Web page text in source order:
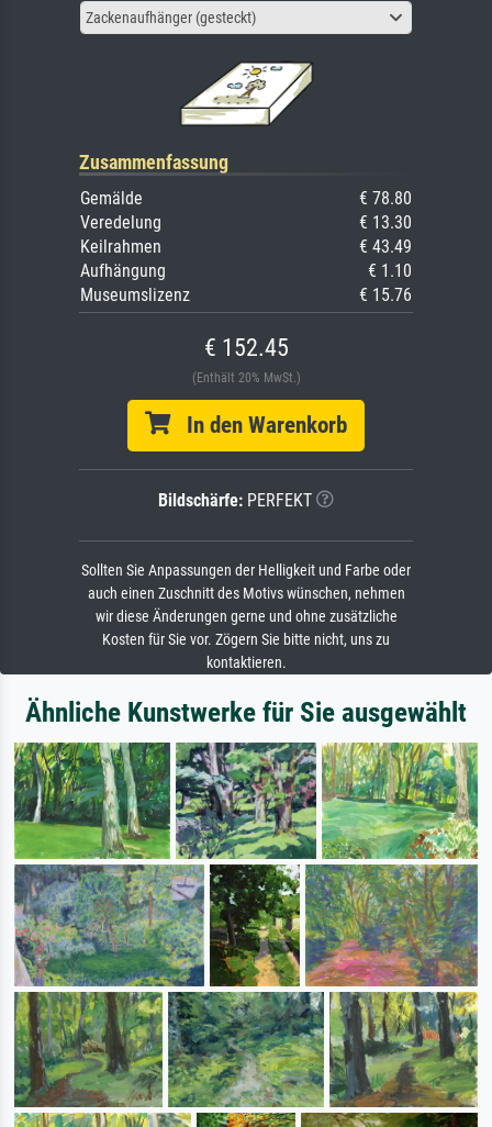
Zackenaufhänger (gesteckt)
Zusammenfassung
Gemälde
€ 78.80
Veredelung
€ 13.30
Keilrahmen
€ 43.49
Aufhängung
€ 1.10
Museumslizenz
€ 15.76
€ 152.45
(Enthält 20% MwSt.)
In den Warenkorb
Bildschärfe: PERFEKT
Sollten Sie Anpassungen der Helligkeit und Farbe oder
auch einen Zuschnitt des Motivs wünschen, nehmen
wir diese Änderungen gerne und ohne zusätzliche
Kosten für Sie vor. Zögern Sie bitte nicht, uns zu
kontaktieren.
Ähnliche Kunstwerke für Sie ausgewählt